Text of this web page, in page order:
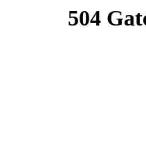
504